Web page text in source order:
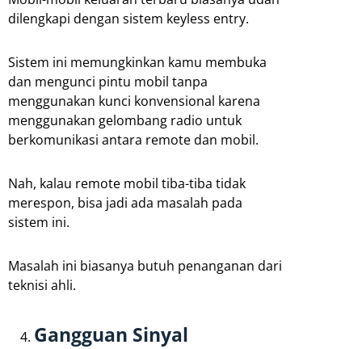
dilengkapi dengan sistem keyless entry.
Sistem ini memungkinkan kamu membuka
dan mengunci pintu mobil tanpa
menggunakan kunci konvensional karena
menggunakan gelombang radio untuk
berkomunikasi antara remote dan mobil.
Nah, kalau remote mobil tiba-tiba tidak
merespon, bisa jadi ada masalah pada
sistem ini.
Masalah ini biasanya butuh penanganan dari
teknisi ahli.
Gangguan Sinyal